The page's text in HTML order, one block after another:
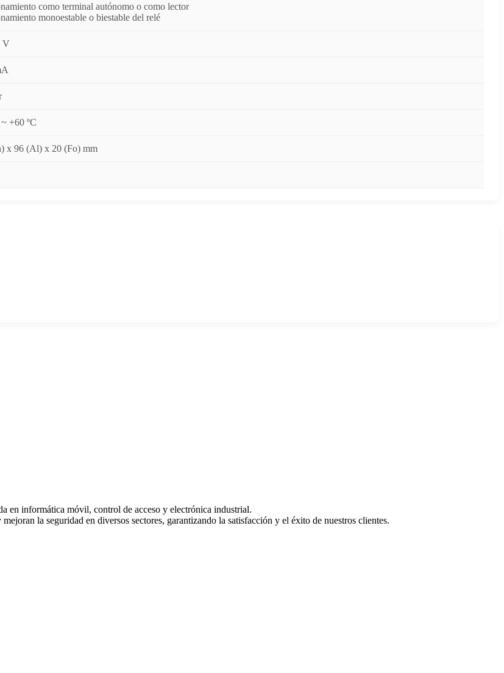
como terminal autónomo o como lector
monoestable o biestable del relé
V
+60 ºC
x 96 (Al) x 20 (Fo) mm
en informática móvil, control de acceso y electrónica industrial.
la seguridad en diversos sectores, garantizando la satisfacción y el éxito de nuestros clientes.